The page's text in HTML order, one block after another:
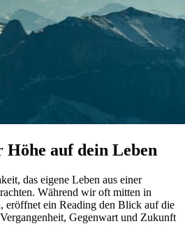
auf dein Leben
das eigene Leben aus einer
Während wir oft mitten in
eröffnet ein Reading den Blick auf die
Gegenwart und Zukunft